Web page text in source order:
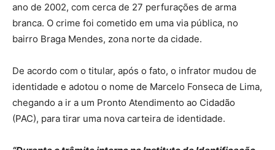
ano de 2002, com cerca de 27 perfurações de arma
branca. O crime foi cometido em uma via pública, no
bairro Braga Mendes, zona norte da cidade.
De acordo com o titular, após o fato, o infrator mudou de
identidade e adotou o nome de Marcelo Fonseca de Lima,
chegando a ir a um Pronto Atendimento ao Cidadão
(PAC), para tirar uma nova carteira de identidade.